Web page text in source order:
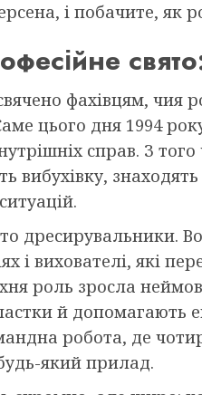
і побачите, як
фахівцям, чия
цього дня 1994
справ. З
вибухівку,
дресирувальники.
і вихователі, які
роль зросла
й допомагають
робота, де
який прилад.